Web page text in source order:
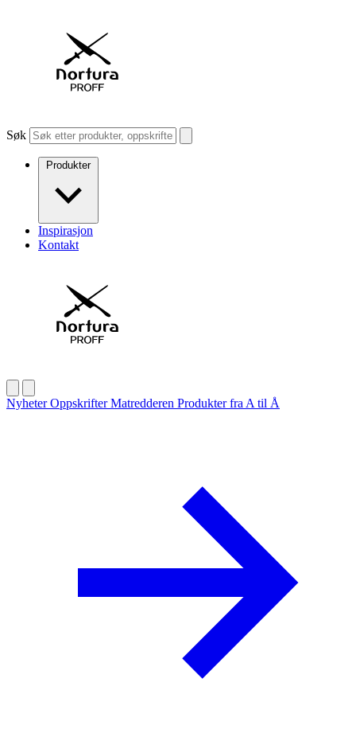
Søk
Produkter
Inspirasjon
Kontakt
NyheterOppskrifterMatredderen Produkter fra A til Å